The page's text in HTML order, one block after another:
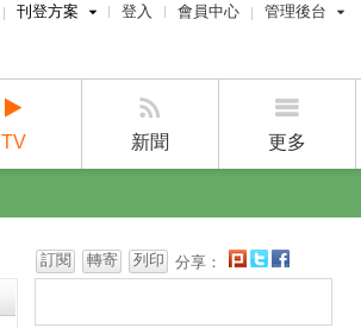
刊登方案
賣屋刊登
廣告刊登
登入 會員中心 管理後台
經紀人管理後台
設計師管理後台
TV 新聞 更多
訂閱 轉寄 列印 分享：